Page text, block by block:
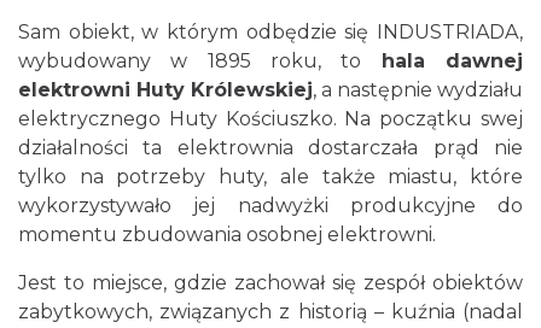
Sam obiekt, w którym odbędzie się INDUSTRIADA,
wybudowany w 1895 roku, to hala dawnej
elektrowni Huty Królewskiej, a następnie wydziału
elektrycznego Huty Kościuszko. Na początku swej
działalności ta elektrownia dostarczała prąd nie
tylko na potrzeby huty, ale także miastu, które
wykorzystywało jej nadwyżki produkcyjne do
momentu zbudowania osobnej elektrowni.
Jest to miejsce, gdzie zachował się zespół obiektów
zabytkowych, związanych z historią – kuźnia (nadal